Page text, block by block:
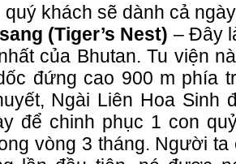
khách sẽ dành cả
(Tiger’s Nest) – Đây
của Bhutan. Tu viện
đứng cao 900 m phía
Ngài Liên Hoa Sinh
để chinh phục 1 con
vòng 3 tháng. Người